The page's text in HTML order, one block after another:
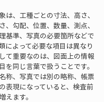
は、工種ごとの寸法、高さ、
、勾配、位置、数量、測点、
基準、写真の必要箇所などで
によって必要な項目は異なり
て重要なのは、図面上の情報
を同じ言葉で扱うことです。
称、写真では別の略称、帳票
表現になっていると、検査前
えます。